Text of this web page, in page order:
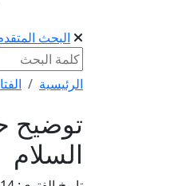
البحث
الرئيسية
توضيح
السلام